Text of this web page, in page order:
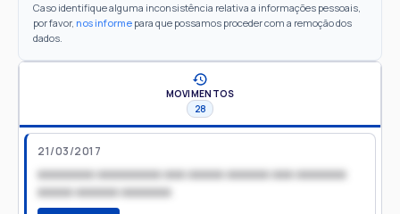
Caso identifique alguma inconsistência relativa a informações pessoais,
por favor, nos informe para que possamos proceder com a remoção dos
dados.
MOVIMENTOS
28
21/03/2017
xxxxxxxx xxxxxxxxx xxx xxxxx xxxxxx xxx xxxxxxx
xxxxx xxxxxx xxxxxxx